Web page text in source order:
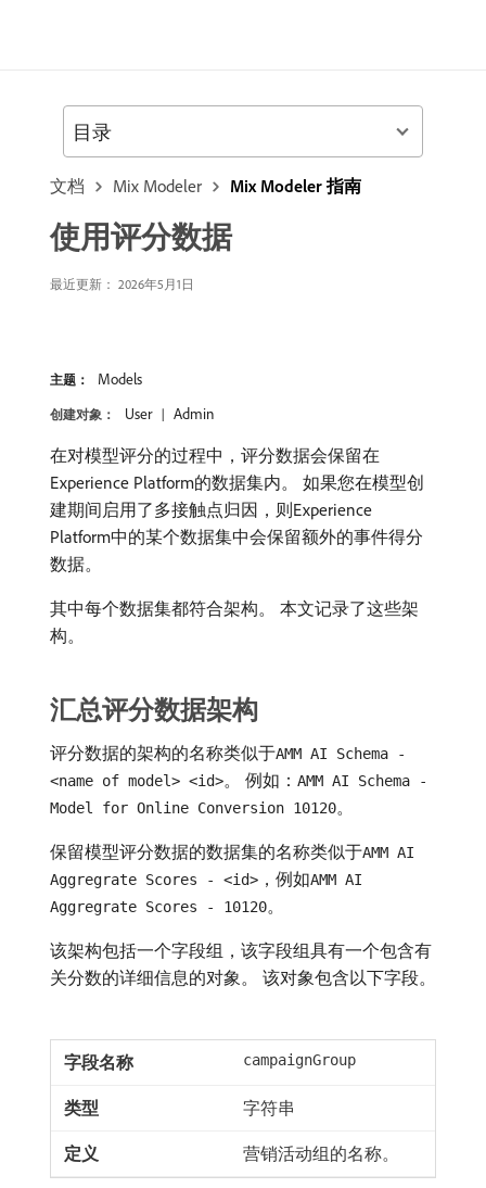
文档 Mix Modeler Mix Modeler 指南
使用评分数据
最近更新： 2026年5月1日
主题： Models
创建对象： User Admin
在对模型评分的过程中，评分数据会保留在
Experience Platform的数据集内。 如果您在模型创
建期间启用了多接触点归因，则Experience
Platform中的某个数据集中会保留额外的事件得分
数据。
其中每个数据集都符合架构。 本文记录了这些架
构。
汇总评分数据架构
评分数据的架构的名称类似于AMM AI Schema -
<name of model> <id>。 例如： AMM AI Schema -
Model for Online Conversion 10120。
保留模型评分数据的数据集的名称类似于AMM AI
Aggregrate Scores - <id> ，例如AMM AI
Aggregrate Scores - 10120。
该架构包括一个字段组，该字段组具有一个包含有
关分数的详细信息的对象。 该对象包含以下字段。
campaignGroup
字符串
营销活动组的名称。
目录